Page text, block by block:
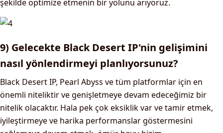
şekilde optimize etmenin bir yolunu arıyoruz.
9) Gelecekte Black Desert IP'nin gelişimini
nasıl yönlendirmeyi planlıyorsunuz?
Black Desert IP, Pearl Abyss ve tüm platformlar için en
önemli niteliktir ve genişletmeye devam edeceğimiz bir
nitelik olacaktır. Hala pek çok eksiklik var ve tamir etmek,
iyileştirmeye ve harika performanslar göstermesini